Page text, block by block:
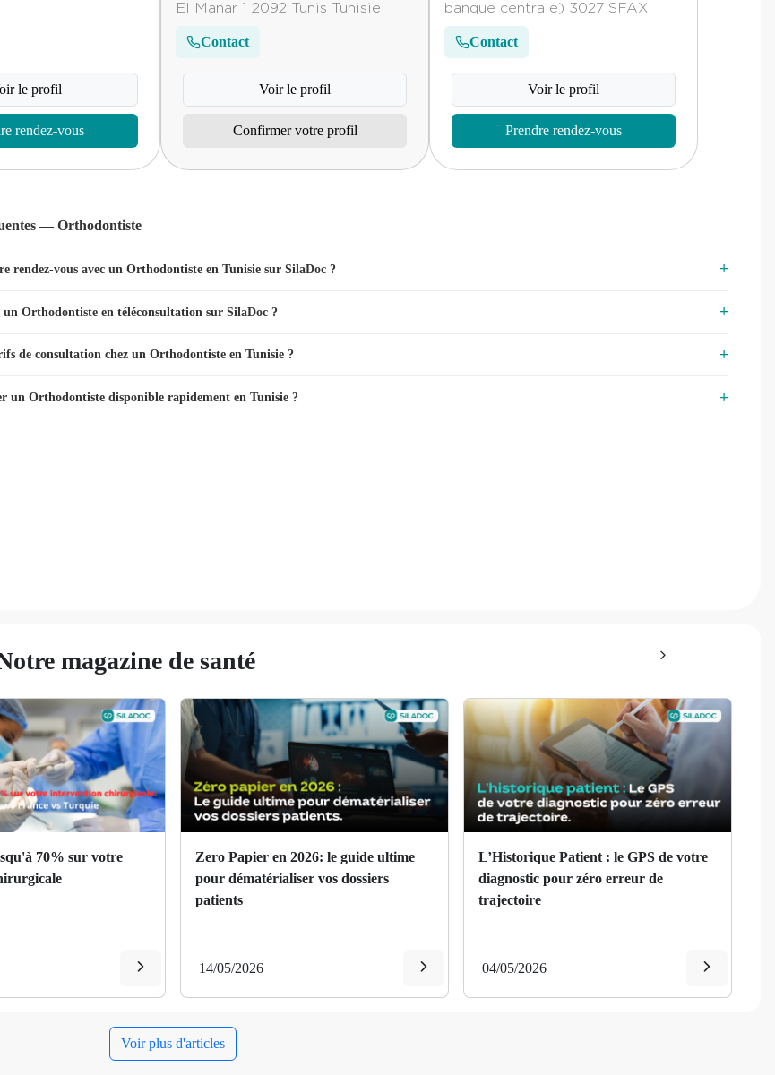
le profil
rendez-vous
El Manar 1 2092 Tunis Tunisie
Contact
Voir le profil
Confirmer votre profil
banque centrale) 3027 SFAX
Contact
Voir le profil
Prendre rendez-vous
— Orthodontiste
rendez-vous avec un Orthodontiste en Tunisie sur SilaDoc ?
Orthodontiste en téléconsultation sur SilaDoc ?
de consultation chez un Orthodontiste en Tunisie ?
un Orthodontiste disponible rapidement en Tunisie ?
magazine de santé
70% sur votre
Zero Papier en 2026: le guide ultime
pour dématérialiser vos dossiers
patients
14/05/2026
L’Historique Patient : le GPS de votre
diagnostic pour zéro erreur de
trajectoire
04/05/2026
Voir plus d'articles